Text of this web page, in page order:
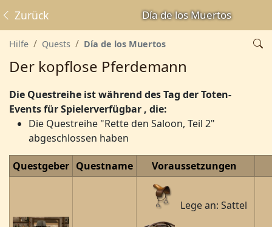
Día de los Muertos
Zurück
Hilfe Quests Día de los Muertos
Der kopflose Pferdemann
Die Questreihe ist während des Tag der Toten-
Eventsfür Spielerverfügbar , die:
Die Questreihe "Rette den Saloon, Teil 2"
abgeschlossen haben
Questgeber Questname Voraussetzungen
Lege an: Sattel